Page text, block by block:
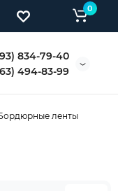
834-79-40
494-83-99
0
ленты